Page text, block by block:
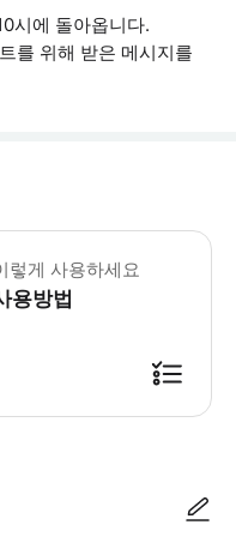
시에 돌아옵니다.
를 위해 받은 메시지를
리와 페투치네를 처음부터 만
렇게 사용하세요
용방법